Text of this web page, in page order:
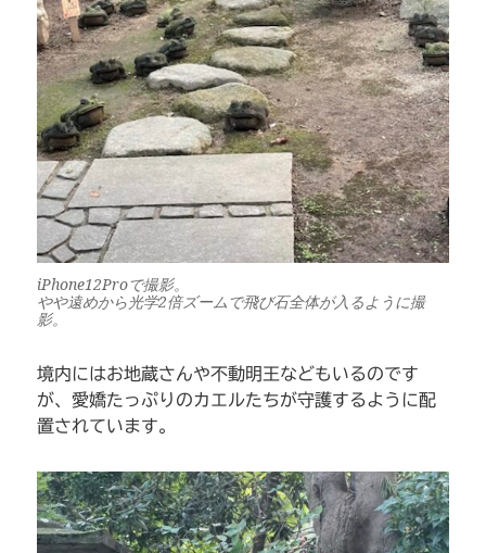
iPhone12Proで撮影。
やや遠めから光学2倍ズームで飛び石全体が入るように撮
影。
境内にはお地蔵さんや不動明王などもいるのです
が、愛嬌たっぷりのカエルたちが守護するように配
置されています。